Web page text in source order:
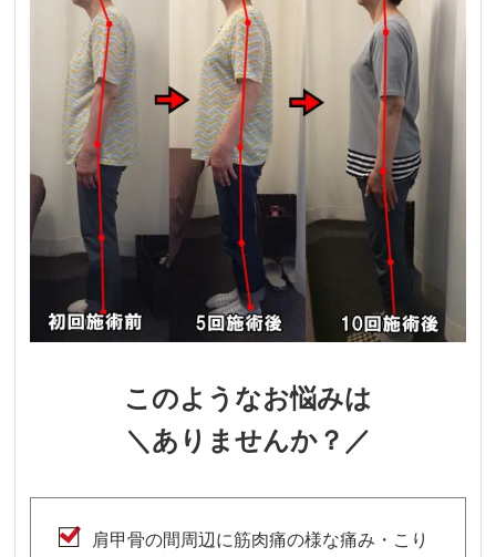
このようなお悩みは
＼ありませんか？／
肩甲骨の間周辺に筋肉痛の様な痛み・こり